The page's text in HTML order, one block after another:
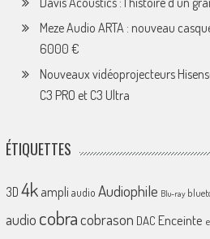
Meze Audio ARTA : nouveau
6000 €
Nouveaux vidéoprojecteurs
C3 PRO et C3 Ultra
ÉTIQUETTES
3D 4k ampliaudio Audiophile Blu-ray
audio cobracobrason DAC Enceinte